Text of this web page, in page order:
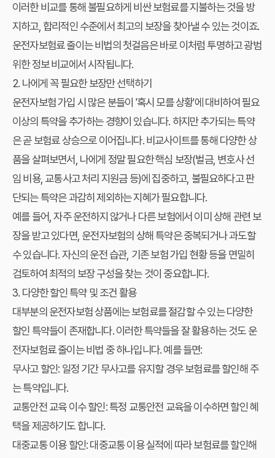
이러한 비교를 통해 불필요하게 비싼 보험료를 지불하는 것을 방
지하고, 합리적인 수준에서 최고의 보장을 찾아낼 수 있는 것이죠.
운전자보험료 줄이는 비법의 첫걸음은 바로 이처럼 투명하고 광범
위한 정보 비교에서 시작됩니다.
2. 나에게 꼭 필요한 보장만 선택하기
운전자보험 가입 시 많은 분들이 '혹시 모를 상황'에 대비하여 필요
이상의 특약을 추가하는 경향이 있습니다. 하지만 추가되는 특약
은 곧 보험료 상승으로 이어집니다. 비교사이트를 통해 다양한 상
품을 살펴보면서, 나에게 정말 필요한 핵심 보장(벌금, 변호사 선
임 비용, 교통사고 처리 지원금 등)에 집중하고, 불필요하다고 판
단되는 특약은 과감히 제외하는 지혜가 필요합니다.
예를 들어, 자주 운전하지 않거나 다른 보험에서 이미 상해 관련 보
장을 받고 있다면, 운전자보험의 상해 특약은 중복되거나 과도할
수 있습니다. 자신의 운전 습관, 기존 보험 가입 현황 등을 면밀히
검토하여 최적의 보장 구성을 찾는 것이 중요합니다.
3. 다양한 할인 특약 및 조건 활용
대부분의 운전자보험 상품에는 보험료를 절감할 수 있는 다양한
할인 특약들이 존재합니다. 이러한 특약들을 잘 활용하는 것도운
전자보험료 줄이는 비법 중 하나입니다. 예를 들면:
무사고 할인: 일정 기간 무사고를 유지할 경우 보험료를 할인해 주
는 특약입니다.
교통안전 교육 이수 할인:특정 교통안전 교육을 이수하면 할인 혜
택을 제공하기도 합니다.
대중교통 이용 할인:대중교통 이용 실적에 따라 보험료를 할인해